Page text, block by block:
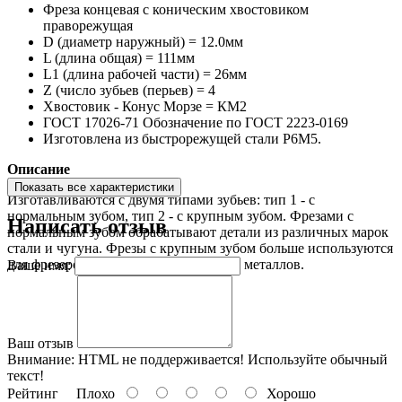
Фреза концевая с коническим хвостовиком
праворежущая
D (диаметр наружный) = 12.0мм
L (длина общая) = 111мм
L1 (длина рабочей части) = 26мм
Z (число зубьев (перьев) = 4
Хвостовик - Конус Морзе = КМ2
ГОСТ 17026-71 Обозначение по ГОСТ 2223-0169
Изготовлена из быстрорежущей стали Р6М5.
Описание
Изготавливаются с двумя типами зубьев: тип 1 - с
нормальным зубом, тип 2 - с крупным зубом. Фрезами с
нормальным зубом обрабатывают детали из различных марок
стали и чугуна. Фрезы с крупным зубом больше используются
для фрезерования деталей из цветных металлов.
Показать все характеристики
Написать отзыв
Ваше имя:
Ваш отзыв
Внимание: HTML не поддерживается! Используйте обычный
текст!
Рейтинг Плохо Хорошо